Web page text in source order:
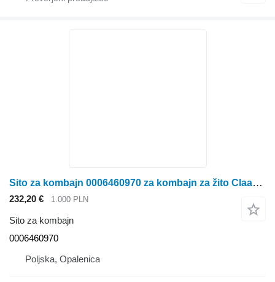
Sito za kombajn 0006460970 za kombajn za žito Claas Dominator 98
232,20 € 1.000 PLN
Sito za kombajn
0006460970
Poljska, Opalenica